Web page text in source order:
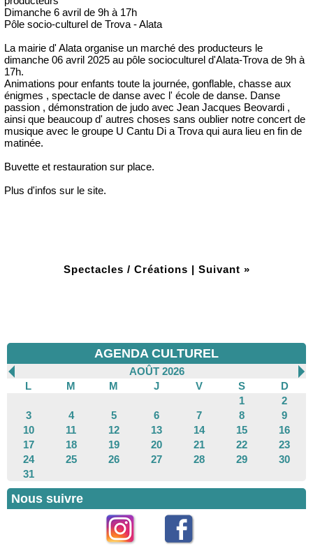
Dimanche 6 avril de 9h à 17h
Pôle socio-culturel de Trova - Alata
La mairie d' Alata organise un marché des producteurs le
dimanche 06 avril 2025 au pôle socioculturel d'Alata-Trova de 9h à
17h.
Animations pour enfants toute la journée, gonflable, chasse aux
énigmes , spectacle de danse avec l' école de danse. Danse
passion , démonstration de judo avec Jean Jacques Beovardi ,
ainsi que beaucoup d' autres choses sans oublier notre concert de
musique avec le groupe U Cantu Di a Trova qui aura lieu en fin de
matinée.
Buvette et restauration sur place.
Plus d'infos sur le site.
Spectacles / Créations | Suivant »
AGENDA CULTUREL
AOÛT 2026
L
M M J V S
D
1
2
3
4 5 6 7 8
9
10
11 12 13 14 15
16
17
18 19 20 21 22
23
24
25 26 27 28 29
30
31
Nous suivre